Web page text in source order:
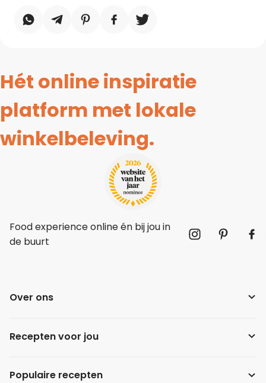
Hét online inspiratie
platform met lokale
winkelbeleving.
Food experience online én bij jou in
de buurt
Over ons
Recepten voor jou
Populaire recepten